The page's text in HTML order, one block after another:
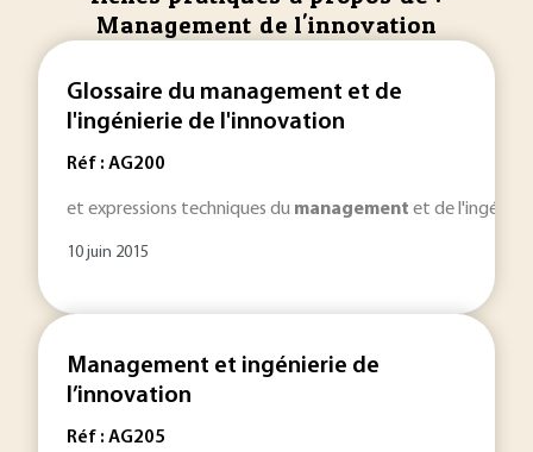
Management de l'innovation
Glossaire du management et de
l'ingénierie de l'innovation
Réf : AG200
et expressions techniques du management et de
10 juin 2015
Management et ingénierie de
l’innovation
Réf : AG205